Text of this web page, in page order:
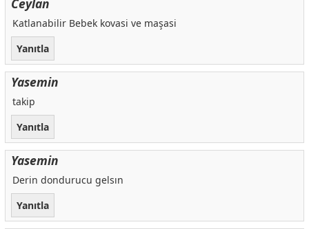
Ceylan
Katlanabilir Bebek kovasi ve maşasi
Yanıtla
Yasemin
takip
Yanıtla
Yasemin
Derin dondurucu gelsın
Yanıtla